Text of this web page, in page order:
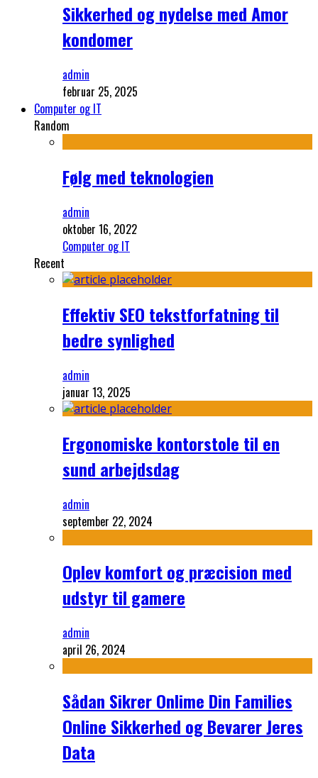
Sikkerhed og nydelse med Amor
kondomer
admin
februar 25, 2025
Computer og IT
Random
Følg med teknologien
admin
oktober 16, 2022
Computer og IT
Recent
Effektiv SEO tekstforfatning til
bedre synlighed
admin
januar 13, 2025
Ergonomiske kontorstole til en
sund arbejdsdag
admin
september 22, 2024
Oplev komfort og præcision med
udstyr til gamere
admin
april 26, 2024
Sådan Sikrer Onlime Din Families
Online Sikkerhed og Bevarer Jeres
Data